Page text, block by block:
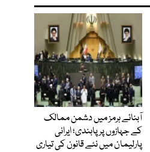
آبنائے ہرمز میں دشمن ممالک
کے جہازوں پر پابندی؛ ایرانی
پارلیمان میں نئے قانون کی تیاری